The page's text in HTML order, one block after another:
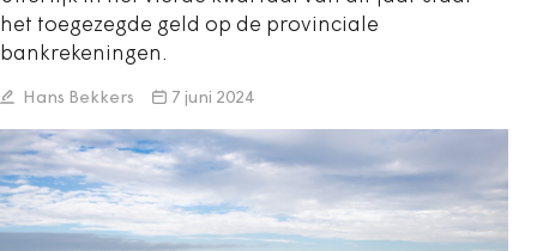
het toegezegde geld op de provinciale
bankrekeningen.
Hans Bekkers 7 juni 2024